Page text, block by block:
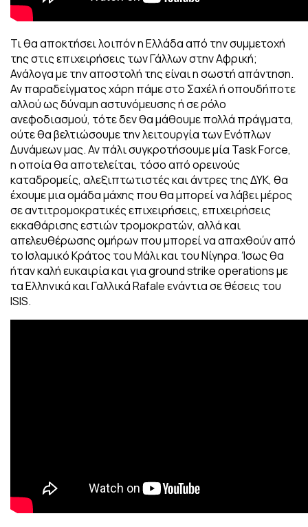
Τι θα αποκτήσει λοιπόν η Ελλάδα από την συμμετοχή
της στις επιχειρήσεις των Γάλλων στην Αφρική;
Ανάλογα με την αποστολή της είναι η σωστή απάντηση.
Αν παραδείγματος χάρη πάμε στο Σαχέλ ή οπουδήποτε
αλλού ως δύναμη αστυνόμευσης ή σε ρόλο
ανεφοδιασμού, τότε δεν θα μάθουμε πολλά πράγματα,
ούτε θα βελτιώσουμε την λειτουργία των Ενόπλων
Δυνάμεων μας. Αν πάλι συγκροτήσουμε μία Task Force,
η οποία θα αποτελείται, τόσο από ορεινούς
καταδρομείς, αλεξιπτωτιστές και άντρες της ΔΥΚ, θα
έχουμε μια ομάδα μάχης που θα μπορεί να λάβει μέρος
σε αντιτρομοκρατικές επιχειρήσεις, επιχειρήσεις
εκκαθάρισης εστιών τρομοκρατών, αλλά και
απελευθέρωσης ομήρων που μπορεί να απαχθούν από
το Ισλαμικό Κράτος του Μάλι και του Νίγηρα. Ίσως θα
ήταν καλή ευκαιρία και για ground strike operations με
τα Ελληνικά και Γαλλικά Rafale ενάντια σε θέσεις του
ISIS.